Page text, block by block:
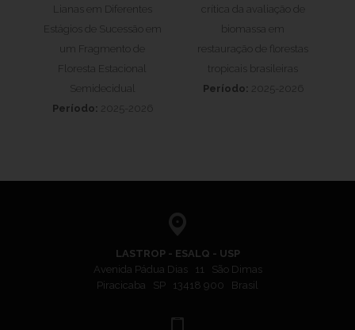
Lianas em Diferentes
Estágios de Sucessão em
um Fragmento de
Floresta Estacional
Semidecidual
Período: 2025-2026
crítica da avaliação de
biomassa em
restauração de florestas
tropicais brasileiras
Período: 2025-2026
LASTROP - ESALQ - USP
Avenida Pádua Dias 11 São Dimas
Piracicaba SP 13418 900 Brasil